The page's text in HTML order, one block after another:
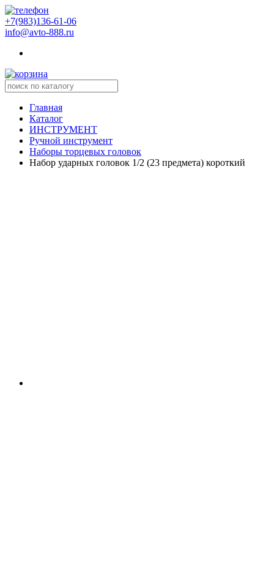
+7(983)136-61-06
info@avto-888.ru
Главная
Каталог
ИНСТРУМЕНТ
Ручной инструмент
Наборы торцевых головок
Набор ударных головок 1/2 (23 предмета) короткий